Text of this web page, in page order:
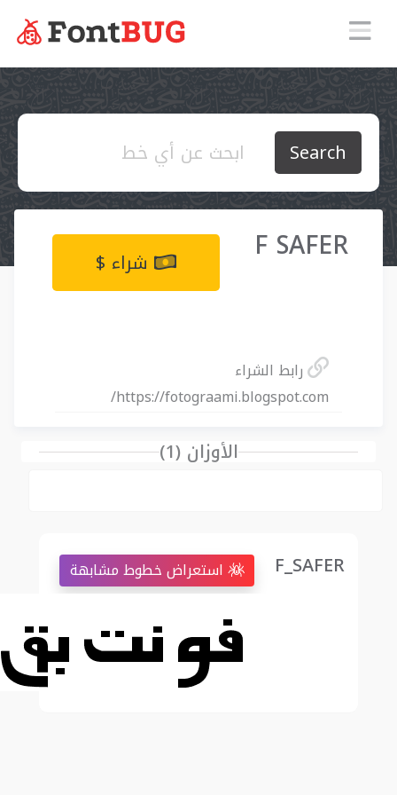
Search
F SAFER شراء $
رابط الشراء
https://fotograami.blogspot.com/
الأوزان (1)
F_SAFER